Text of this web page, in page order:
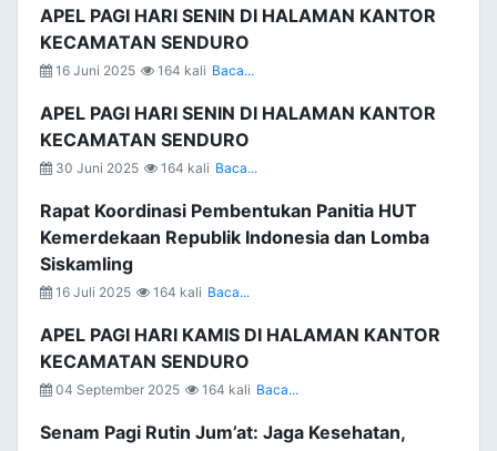
APEL PAGI HARI SENIN DI HALAMAN KANTOR
KECAMATAN SENDURO
16 Juni 2025 164 kali Baca...
APEL PAGI HARI SENIN DI HALAMAN KANTOR
KECAMATAN SENDURO
30 Juni 2025 164 kali Baca...
Rapat Koordinasi Pembentukan Panitia HUT
Kemerdekaan Republik Indonesia dan Lomba
Siskamling
16 Juli 2025 164 kali Baca...
APEL PAGI HARI KAMIS DI HALAMAN KANTOR
KECAMATAN SENDURO
04 September 2025 164 kali Baca...
Senam Pagi Rutin Jum’at: Jaga Kesehatan,